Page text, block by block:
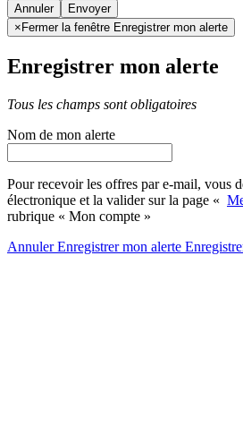
Annuler
× Fermer la fenêtre Enregistrer mon alerte
Enregistrer mon alerte
Tous les champs sont obligatoires
Nom de mon alerte
Pour recevoir les offres par e-mail, vous
électronique et la valider sur la page «
rubrique « Mon compte »
AnnulerEnregistrer mon alerte